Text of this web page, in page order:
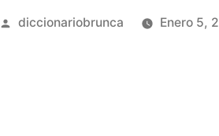
diccionariobrunca Enero 5,